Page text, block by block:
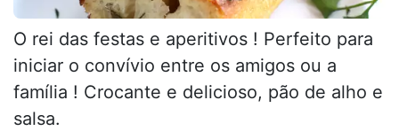
O rei das festas e aperitivos ! Perfeito para
iniciar o convívio entre os amigos ou a
família ! Crocante e delicioso, pão de alho e
salsa.